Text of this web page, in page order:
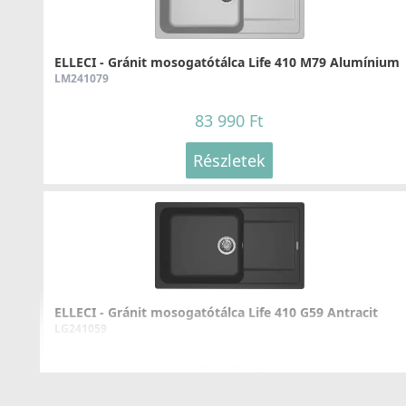
mosogatókhoz inox
Részletek
ELLECI - Tisztítószer folteltávolító világos színű
DLC01603
ELLECI - Gránit mosogatótálca Life 410 M79 Alumínium
LM241079
83 990 Ft
Részletek
ELLECI - Gránit mosogatótálca Life 410 G59 Antracit
LG241059